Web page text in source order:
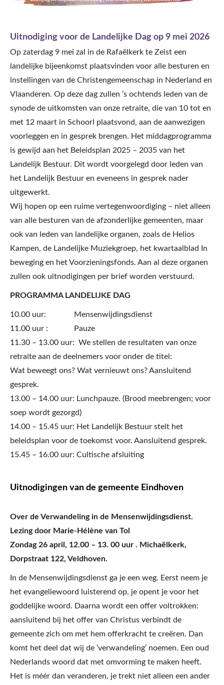
Uitnodiging voor de Landelijke Dag op 9 mei 2026
Op zaterdag 9 mei zal in de Rafaëlkerk te Zeist een
landelijke bijeenkomst plaatsvinden voor alle besturen en
instellingen van de Christengemeenschap in Nederland en
Vlaanderen. Op deze dag zullen ’s ochtends leden van de
synode de uitkomsten van onze retraite, die van 10 tot en
met 12 maart in Schoorl plaatsvond, aan de aanwezigen
voorleggen en in gesprek brengen. Het middagprogramma
is gewijd aan het Beleidsplan 2025 – 2035 van het
Landelijk Bestuur. Dit wordt voorgelegd door leden van
het Landelijk Bestuur en eveneens in gesprek nader
uitgewerkt.
Wij hopen op een ruime vertegenwoordiging – niet alleen
van alle besturen van de afzonderlijke gemeenten, maar
ook van leden van landelijke organen, zoals de Helios
Kampen, de Landelijke Muziekgroep, het kwartaalblad In
beweging en het Voorzieningsfonds. Aan al deze organen
zullen ook uitnodigingen per brief worden verstuurd.
PROGRAMMA LANDELIJKE DAG
10.00 uur: Mensenwijdingsdienst
11.00 uur : Pauze
11.30 – 13.00 uur: We stellen de resultaten van onze
retraite aan de deelnemers voor onder de titel:
Wat beweegt ons? Wat vernieuwt ons? Aansluitend
gesprek.
13.00 – 14.00 uur: Lunchpauze. (Brood meebrengen; voor
soep wordt gezorgd)
14.00 – 15.45 uur: Het Landelijk Bestuur stelt het
beleidsplan voor de toekomst voor. Aansluitend gesprek.
15.45 – 16.00 uur: Cultische afsluiting
Uitnodigingen van de gemeente Eindhoven
Over de Verwandeling in de Mensenwijdingsdienst.
Lezing door Marie-Hélène van Tol
Zondag 26 april, 12.00 – 13. 00 uur . Michaëlkerk,
Dorpstraat 122, Veldhoven.
In de Mensenwijdingsdienst ga je een weg. Eerst neem je
het evangeliewoord luisterend op, je opent je voor het
goddelijke woord. Daarna wordt een offer voltrokken:
aansluitend bij het offer van Christus verbindt de
gemeente zich om met hem offerkracht te creëren. Dan
komt het deel dat wij de ‘verwandeling’ noemen. Een oud
Nederlands woord dat met omvorming te maken heeft.
Het is méér dan veranderen, je trekt niet alleen een ander